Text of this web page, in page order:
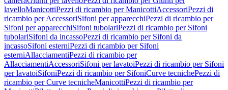
lavelloManicottiPezzi di ricambio per ManicottiAccessoriPezzi di
ricambio per AccessoriSifoni per apparecchiPezzi di ricambio per
Sifoni per apparecchiSifoni tubolariPezzi di ricambio per Sifoni
tubolariSifoni da incassoPezzi di ricambio per Sifoni da
incassoSifoni esterniPezzi di ricambio per Sifoni
esterniAllacciamentiPezzi di ricambio per
AllacciamentiAccessoriSifoni per lavatoiPezzi di ricambio per Sifoni
per lavatoiSifoniPezzi di ricambio per SifoniCurve tecnichePezzi di
ricambio per Curve tecnicheManicottiPezzi di ricambio per